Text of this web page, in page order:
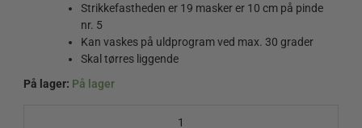
Strikkefastheden er 19 masker er 10 cm på pinde
nr. 5
Kan vaskes på uldprogram ved max. 30 grader
Skal tørres liggende
På lager: På lager
Alpakka